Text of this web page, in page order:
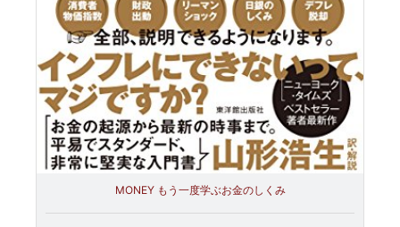
MONEY もう一度学ぶお金のしくみ